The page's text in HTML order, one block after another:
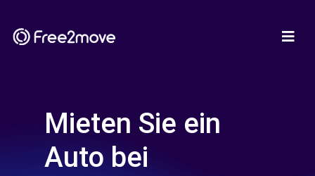
Mieten Sie ein
Auto bei